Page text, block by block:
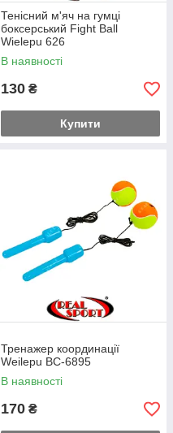
Тенісний м'яч на гумці
боксерський Fight Ball
Wielepu 626
В наявності
130 ₴
Купити
Тренажер координації
Weilepu BC-6895
В наявності
170 ₴